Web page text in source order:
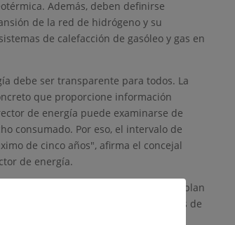
Además, deben definirse
de la red de hidrógeno y su
de calefacción de gasóleo y gas en
debe ser transparente para todos. La
que proporcione información
de energía puede examinarse de
consumado. Por eso, el intervalo de
de cinco años", afirma el concejal
de energía.
federales mencionadas en el plan
de la financiación de las medidas de